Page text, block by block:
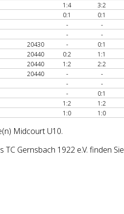
1:4 3:2
0:1 0:1
- -
- -
20430 - 0:1
20440 0:2 1:1
20440 1:2 2:2
20440 - -
- -
- 0:1
1:2 1:2
1:0 1:0
Midcourt U10.
Gernsbach 1922 e.V. finden Sie